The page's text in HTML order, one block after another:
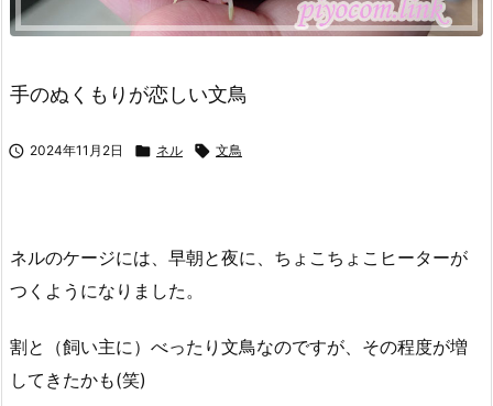
手のぬくもりが恋しい文鳥
 2024年11月2日  ネル  文鳥
ネルのケージには、早朝と夜に、ちょこちょこヒーターが
つくようになりました。
割と（飼い主に）べったり文鳥なのですが、その程度が増
してきたかも(笑)